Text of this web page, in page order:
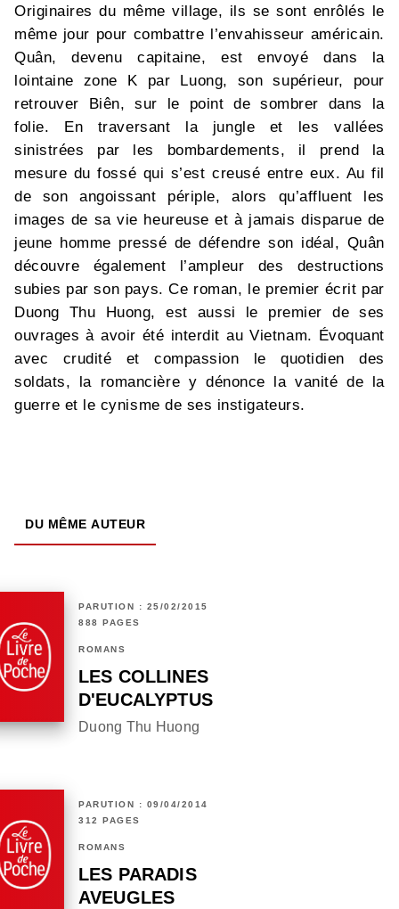
Originaires du même village, ils se sont enrôlés le
même jour pour combattre l’envahisseur américain.
Quân, devenu capitaine, est envoyé dans la
lointaine zone K par Luong, son supérieur, pour
retrouver Biên, sur le point de sombrer dans la
folie. En traversant la jungle et les vallées
sinistrées par les bombardements, il prend la
mesure du fossé qui s’est creusé entre eux. Au fil
de son angoissant périple, alors qu’affluent les
images de sa vie heureuse et à jamais disparue de
jeune homme pressé de défendre son idéal, Quân
découvre également l’ampleur des destructions
subies par son pays. Ce roman, le premier écrit par
Duong Thu Huong, est aussi le premier de ses
ouvrages à avoir été interdit au Vietnam. Évoquant
avec crudité et compassion le quotidien des
soldats, la romancière y dénonce la vanité de la
guerre et le cynisme de ses instigateurs.
DU MÊME AUTEUR
PARUTION : 25/02/2015
888 PAGES
ROMANS
LES COLLINES
D'EUCALYPTUS
Duong Thu Huong
PARUTION : 09/04/2014
312 PAGES
ROMANS
LES PARADIS
AVEUGLES